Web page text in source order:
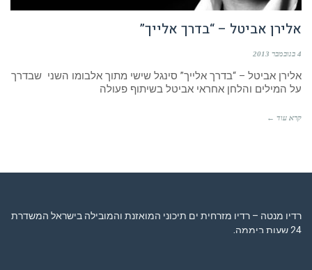
אלירן אביטל – “בדרך אלייך”
4 בנובמבר 2013
אלירן אביטל – “בדרך אלייך” סינגל שישי מתוך אלבומו השני שבדרך
על המילים והלחן אחראי אביטל בשיתוף פעולה
קרא עוד ←
רדיו מנטה – רדיו מזרחית ים תיכוני המואזנת והמובילה בישראל המשדרת
24 שעות ביממה,